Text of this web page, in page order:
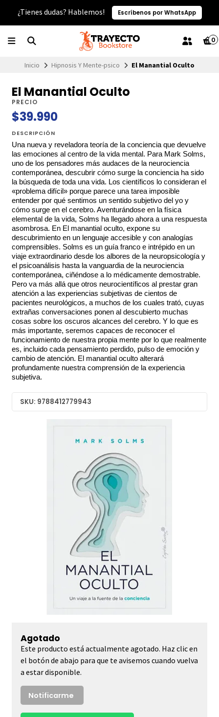
¿Tienes dudas? Hablemos! Escríbenos por WhatsApp
0
Inicio Hipnosis Y Mente-psico El Manantial Oculto
El Manantial Oculto
PRECIO
$39.990
DESCRIPCIÓN
Una nueva y reveladora teoría de la conciencia que devuelve
las emociones al centro de la vida mental. Para Mark Solms,
uno de los pensadores más audaces de la neurociencia
contemporánea, descubrir cómo surge la conciencia ha sido
la búsqueda de toda una vida. Los científicos lo consideran el
«problema difícil» porque parece una tarea imposible
entender por qué sentimos un sentido subjetivo del yo y
cómo surge en el cerebro. Aventurándose en la física
elemental de la vida, Solms ha llegado ahora a una respuesta
asombrosa. En El manantial oculto, expone su
descubrimiento en un lenguaje accesible y con analogías
comprensibles. Solms es un guía franco e intrépido en un
viaje extraordinario desde los albores de la neuropsicología y
el psicoanálisis hasta la vanguardia de la neurociencia
contemporánea, ciñéndose a lo médicamente demostrable.
Pero va más allá que otros neurocientíficos al prestar gran
atención a las experiencias subjetivas de cientos de
pacientes neurológicos, a muchos de los cuales trató, cuyas
extrañas conversaciones ponen al descubierto muchas
cosas sobre los oscuros alcances del cerebro. Y lo que es
más importante, seremos capaces de reconocer el
funcionamiento de nuestra propia mente por lo que realmente
es, incluido cada pensamiento perdido, pulso de emoción y
cambio de atención. El manantial oculto alterará
profundamente nuestra comprensión de la experiencia
subjetiva.
SKU: 9788412779943
Agotado
Este producto está actualmente agotado. Haz clic en
el botón de abajo para que te avisemos cuando vuelva
a estar disponible.
Notificarme